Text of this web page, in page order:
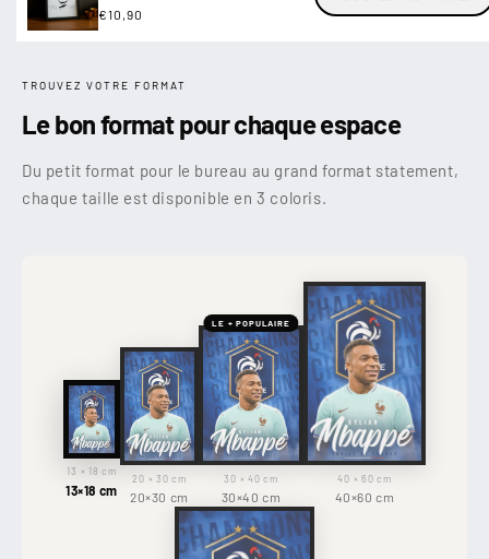
Prix
€10,90
TROUVEZ VOTRE FORMAT
Le bon format pour chaque espace
Du petit format pour le bureau au grand format statement,
chaque taille est disponible en 3 coloris.
13 × 18 cm
13×18 cm
20 × 30 cm
20×30 cm
LE + POPULAIRE
30 × 40 cm
30×40 cm
40 × 60 cm
40×60 cm